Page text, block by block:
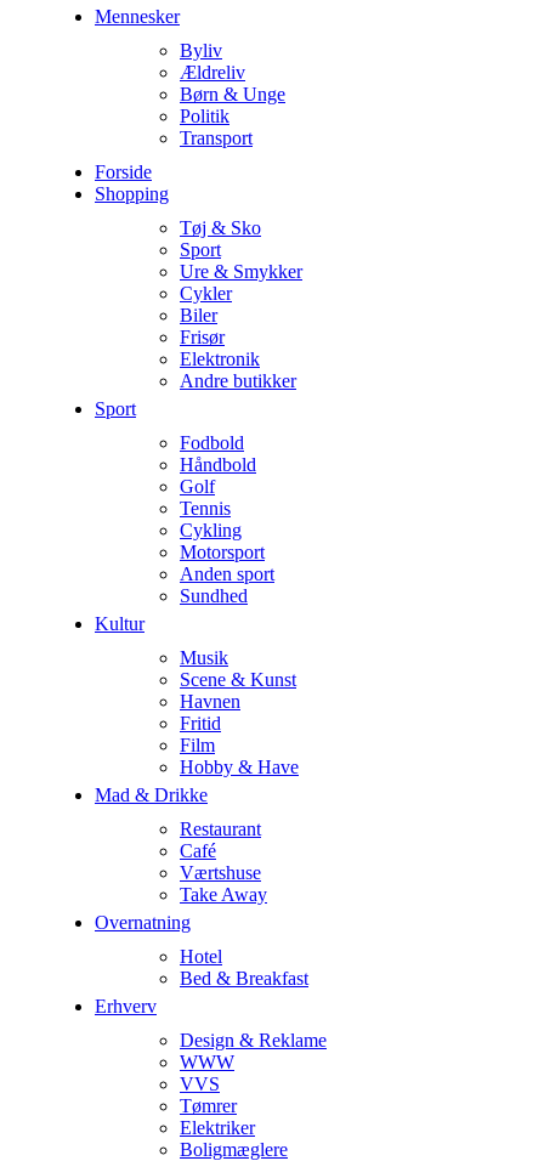
Mennesker
Byliv
Ældreliv
Børn & Unge
Politik
Transport
Forside
Shopping
Tøj & Sko
Sport
Ure & Smykker
Cykler
Biler
Frisør
Elektronik
Andre butikker
Sport
Fodbold
Håndbold
Golf
Tennis
Cykling
Motorsport
Anden sport
Sundhed
Kultur
Musik
Scene & Kunst
Havnen
Fritid
Film
Hobby & Have
Mad & Drikke
Restaurant
Café
Værtshuse
Take Away
Overnatning
Hotel
Bed & Breakfast
Erhverv
Design & Reklame
WWW
VVS
Tømrer
Elektriker
Boligmæglere